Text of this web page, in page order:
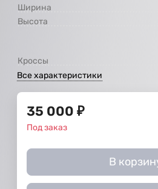
Ширина
Высота
Кроссы
Все характеристики
35 000 ₽
Под заказ
В